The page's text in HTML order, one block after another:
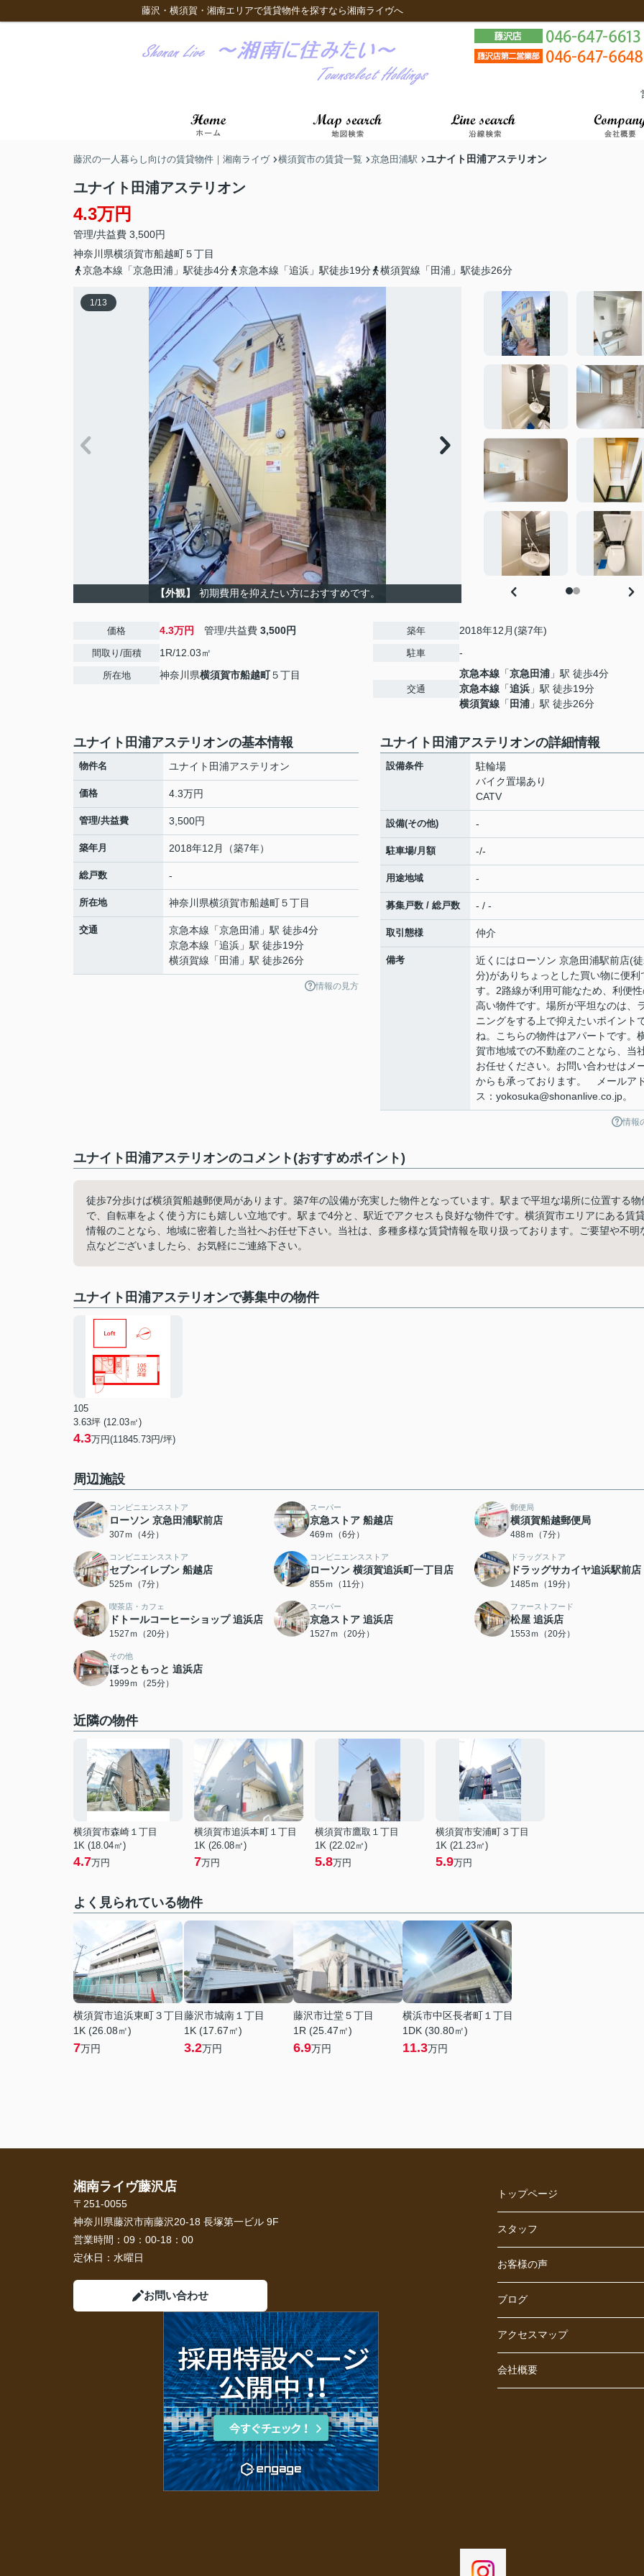
藤沢・横須賀・湘南エリアで賃貸物件を探すなら湘南ライヴへ
藤沢の一人暮らし向けの賃貸物件｜湘南ライヴ 横須賀市の賃貸一覧 京急田浦駅 ユナイト田浦アステリオン
ユナイト田浦アステリオン
4.3万円
管理/共益費 3,500円
神奈川県横須賀市船越町５丁目
京急本線「京急田浦」駅徒歩4分
京急本線「追浜」駅徒歩19分 横須賀線「田浦」駅徒歩26分
1/13
【外観】 初期費用を抑えたい方におすすめです。
価格 4.3万円 管理/共益費 3,500円
間取り/面積 1R/12.03㎡
所在地 神奈川県横須賀市船越町５丁目
築年 2018年12月(築7年)
駐車 -
交通
京急本線 「京急田浦 」駅 徒歩4分
京急本線 「追浜 」駅 徒歩19分
横須賀線 「 田浦 」駅 徒歩26分
ユナイト田浦アステリオンの基本情報
物件名 ユナイト田浦アステリオン
価格 4.3万円
管理/共益費 3,500円
築年月 2018年12月（築7年）
総戸数 -
所在地 神奈川県横須賀市船越町５丁目
交通 京急本線 「京急田浦 」駅 徒歩4分
京急本線 「追浜 」駅 徒歩19分
横須賀線 「 田浦 」駅 徒歩26分
情報の見方
ユナイト田浦アステリオンの詳細情報
設備条件
駐輪場
バイク置場あり
CATV
設備(その他) -
駐車場/月額 -/-
用途地域 -
募集戸数 / 総戸数 - / -
取引態様 仲介
備考
近くにはローソン 京急田浦駅前店(
分)がありちょっとした買い物に便利
す。2路線が利用可能なため、利便
高い物件です。場所が平坦なのは、
ニングをする上で抑えたいポイント
ね。こちらの物件はアパートです。
賀市地域での不動産のことなら、当
お任せください。お問い合わせはメ
からも承っております。 メールア
ス：yokosuka@shonanlive.co.jp。
情報
ユナイト田浦アステリオンのコメント(おすすめポイント)
徒歩7分歩けば横須賀船越郵便局があります。築7年の設備が充実した物件となっています。駅まで平坦な場所に位置する物
で、自転車をよく使う方にも嬉しい立地です。駅まで4分と、駅近でアクセスも良好な物件です。横須賀市エリアにある賃
情報のことなら、地域に密着した当社へお任せ下さい。当社は、多種多様な賃貸情報を取り扱っております。ご要望や不明
点などございましたら、お気軽にご連絡下さい。
ユナイト田浦アステリオンで募集中の物件
105
3.63坪 (12.03㎡)
4.3万円(11845.73円/坪)
周辺施設
コンビニエンスストア
ローソン 京急田浦駅前店
307ｍ（4分）
スーパー
京急ストア 船越店
469ｍ（6分）
郵便局
横須賀船越郵便局
488ｍ（7分）
コンビニエンスストア
セブンイレブン 船越店
525ｍ（7分）
コンビニエンスストア
ローソン 横須賀追浜町一丁目店
855ｍ（11分）
ドラッグストア
ドラッグサカイヤ追浜駅前店
1485ｍ（19分）
喫茶店・カフェ
ドトールコーヒーショップ 追浜店
1527ｍ（20分）
スーパー
京急ストア 追浜店
1527ｍ（20分）
ファーストフード
松屋 追浜店
1553ｍ（20分）
その他
ほっともっと 追浜店
1999ｍ（25分）
近隣の物件
横須賀市森崎１丁目
1K (18.04㎡)
4.7万円
横須賀市追浜本町１丁目
1K (26.08㎡)
7万円
横須賀市鷹取１丁目
1K (22.02㎡)
5.8万円
横須賀市安浦町３丁目
1K (21.23㎡)
5.9万円
よく見られている物件
横須賀市追浜東町３丁目
1K (26.08㎡)
7万円
藤沢市城南１丁目
1K (17.67㎡)
3.2万円
藤沢市辻堂５丁目
1R (25.47㎡)
6.9万円
横浜市中区長者町１丁目
1DK (30.80㎡)
11.3万円
湘南ライヴ藤沢店
〒251-0055
神奈川県藤沢市南藤沢20-18 長塚第一ビル 9F
営業時間： 09：00-18：00
定休日： 水曜日
お問い合わせ
トップページ
スタッフ
お客様の声
ブログ
アクセスマップ
会社概要